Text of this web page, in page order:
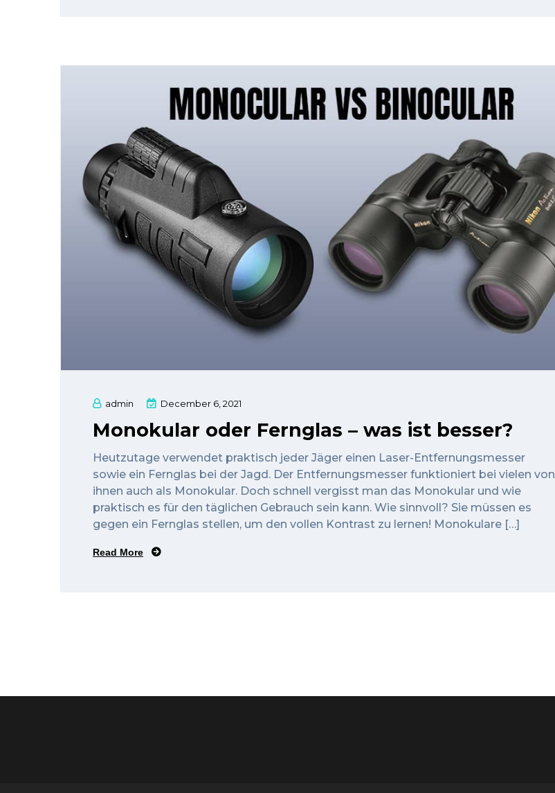
admin December 6, 2021
Monokular oder Fernglas – was ist besser?
Heutzutage verwendet praktisch jeder Jäger einen Laser-Entfernungsmesser
sowie ein Fernglas bei der Jagd. Der Entfernungsmesser funktioniert bei vielen von
ihnen auch als Monokular. Doch schnell vergisst man das Monokular und wie
praktisch es für den täglichen Gebrauch sein kann. Wie sinnvoll? Sie müssen es
gegen ein Fernglas stellen, um den vollen Kontrast zu lernen! Monokulare […]
Read More